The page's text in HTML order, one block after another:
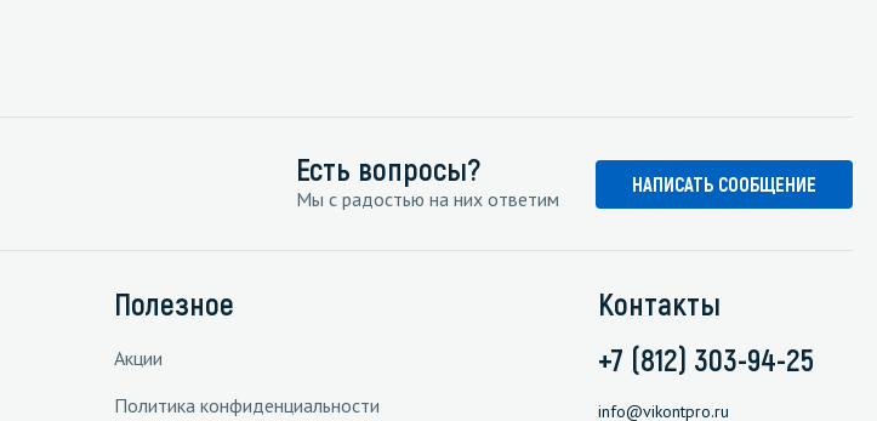
Есть вопросы?
Мы с радостью на них ответим
НАПИСАТЬ СООБЩЕНИЕ
Полезное
Акции
Политика конфиденциальности
Контакты
+7 (812) 303-94-25
info@vikontpro.ru